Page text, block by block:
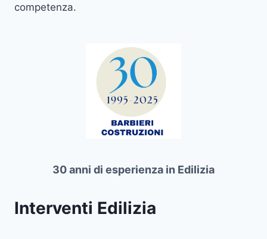
competenza.
30 anni di esperienza in Edilizia
Interventi Edilizia